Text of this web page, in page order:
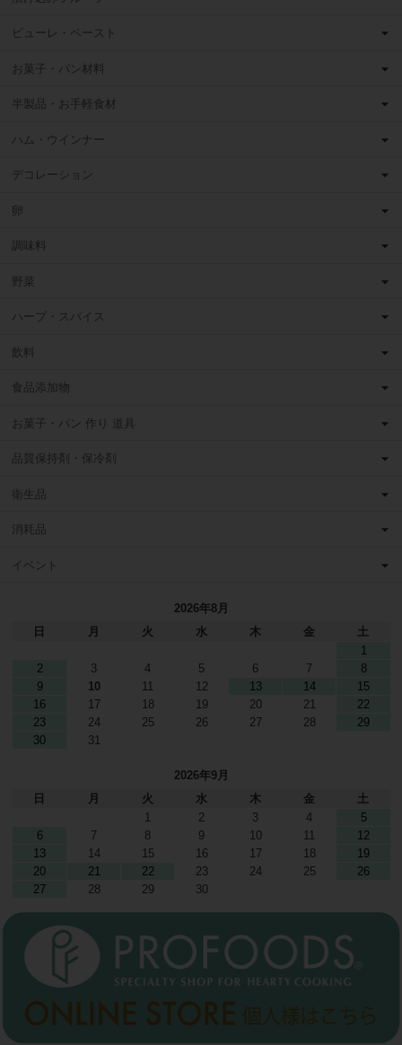
ピューレ・ペースト
お菓子・パン材料
半製品・お手軽食材
ハム・ウインナー
デコレーション
卵
調味料
野菜
ハーブ・スパイス
飲料
食品添加物
お菓子・パン 作り 道具
品質保持剤・保冷剤
衛生品
消耗品
イベント
2026年8月
日
月 火 水 木 金
土
1
2
3 4 5 6 7
8
9
10 11 12 13 14
15
16
17 18 19 20 21
22
23
24 25 26 27 28
29
30
31
2026年9月
日
月 火 水 木 金
土
1
2 3 4
5
6
7 8 9 10 11
12
13
14 15 16 17 18
19
20
21 22 23 24 25
26
27
28 29 30